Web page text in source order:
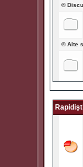
®
® Alte